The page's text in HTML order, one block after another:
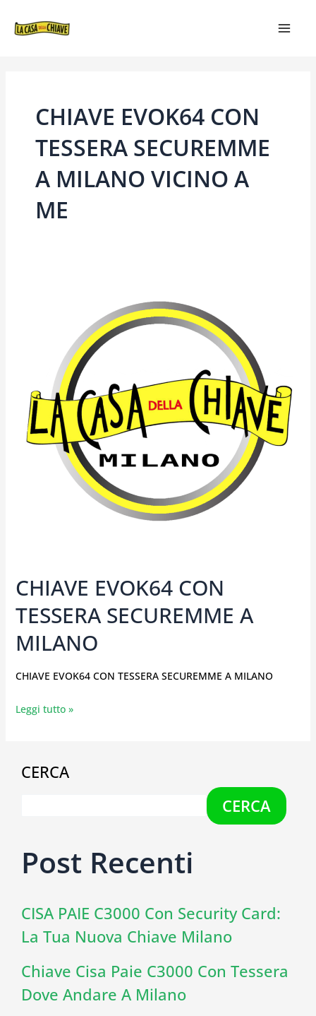
CHIAVE EVOK64 CON
TESSERA SECUREMME
A MILANO VICINO A
ME
CHIAVE EVOK64 CON
TESSERA SECUREMME A
MILANO
CHIAVE EVOK64 CON TESSERA SECUREMME A MILANO
SECUREMME
MILANO
Leggi tutto »
CERCA
CERCA
Post Recenti
CISA PAIE C3000 Con Security Card:
La Tua Nuova Chiave Milano
Chiave Cisa Paie C3000 Con Tessera
Dove Andare A Milano